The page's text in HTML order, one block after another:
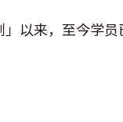
以来，至今学员